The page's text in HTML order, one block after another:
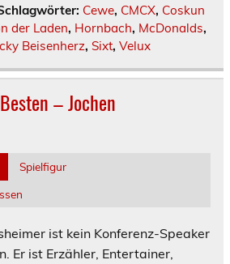
Cewe, CMCX, Coskun
der Laden, Hornbach, McDonalds,
Beisenherz, Sixt, Velux
– Jochen
Spielfigur
ist kein Konferenz-Speaker
Er ist Erzähler, Entertainer,